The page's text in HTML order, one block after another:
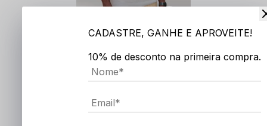
3x
CADASTRE, GANHE E APROVEITE!
10% de desconto na primeira compra.